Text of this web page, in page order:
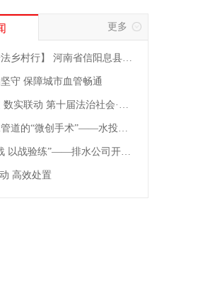
更多
法乡村行】 河南省信阳息县项
守 保障城市血管畅通
实联动 第十届法治社会·长
社会治理法治理论研究
道的“微创手术”——水投排
以战验练”——排水公司开展
“汛”速出动 高效处置